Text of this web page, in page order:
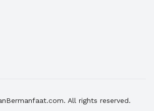
All rights reserved.